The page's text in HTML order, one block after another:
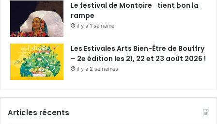
Le festival de Montoire tient bon la
rampe
il y a 1 semaine
Les Estivales Arts Bien-Être de Bouffry
– 2e édition les 21, 22 et 23 août 2026 !
il y a 2 semaines
Articles récents